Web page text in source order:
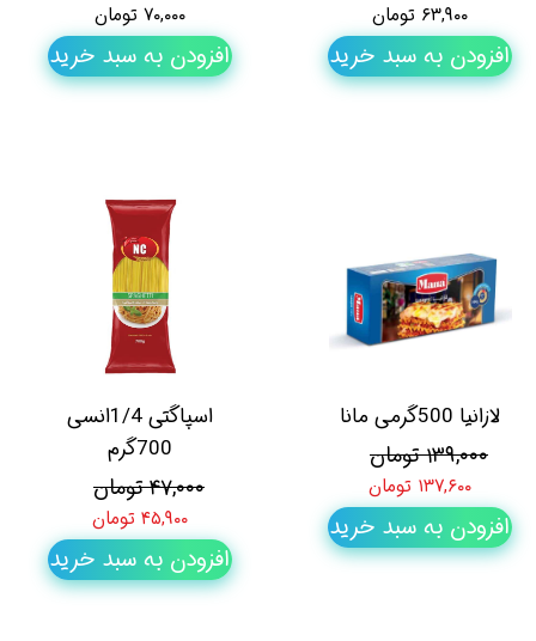
۶۳,۹۰۰ تومان
افزودن به سبد خرید
۷۰,۰۰۰ تومان
افزودن به سبد خرید
لازانیا 500گرمی مانا
۱۳۹,۰۰۰ تومان
۱۳۷,۶۰۰ تومان
افزودن به سبد خرید
اسپاگتی 1/4انسی
700گرم
۴۷,۰۰۰ تومان
۴۵,۹۰۰ تومان
افزودن به سبد خرید